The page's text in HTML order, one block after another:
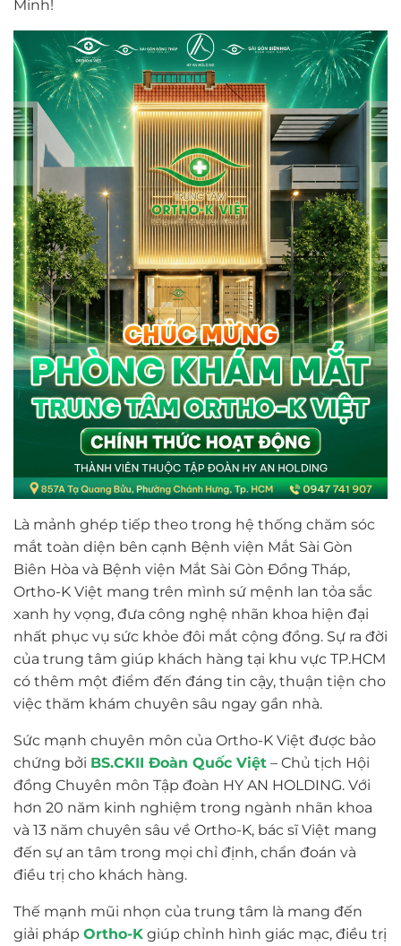
Minh!
Là mảnh ghép tiếp theo trong hệ thống chăm sóc
mắt toàn diện bên cạnh Bệnh viện Mắt Sài Gòn
Biên Hòa và Bệnh viện Mắt Sài Gòn Đồng Tháp,
Ortho-K Việt mang trên mình sứ mệnh lan tỏa sắc
xanh hy vọng, đưa công nghệ nhãn khoa hiện đại
nhất phục vụ sức khỏe đôi mắt cộng đồng. Sự ra đời
của trung tâm giúp khách hàng tại khu vực TP.HCM
có thêm một điểm đến đáng tin cậy, thuận tiện cho
việc thăm khám chuyên sâu ngay gần nhà.
Sức mạnh chuyên môn của Ortho-K Việt được bảo
chứng bởi BS.CKII Đoàn Quốc Việt – Chủ tịch Hội
đồng Chuyên môn Tập đoàn HY AN HOLDING. Với
hơn 20 năm kinh nghiệm trong ngành nhãn khoa
và 13 năm chuyên sâu về Ortho-K, bác sĩ Việt mang
đến sự an tâm trong mọi chỉ định, chẩn đoán và
điều trị cho khách hàng.
Thế mạnh mũi nhọn của trung tâm là mang đến
giải pháp Ortho-K giúp chỉnh hình giác mạc, điều trị